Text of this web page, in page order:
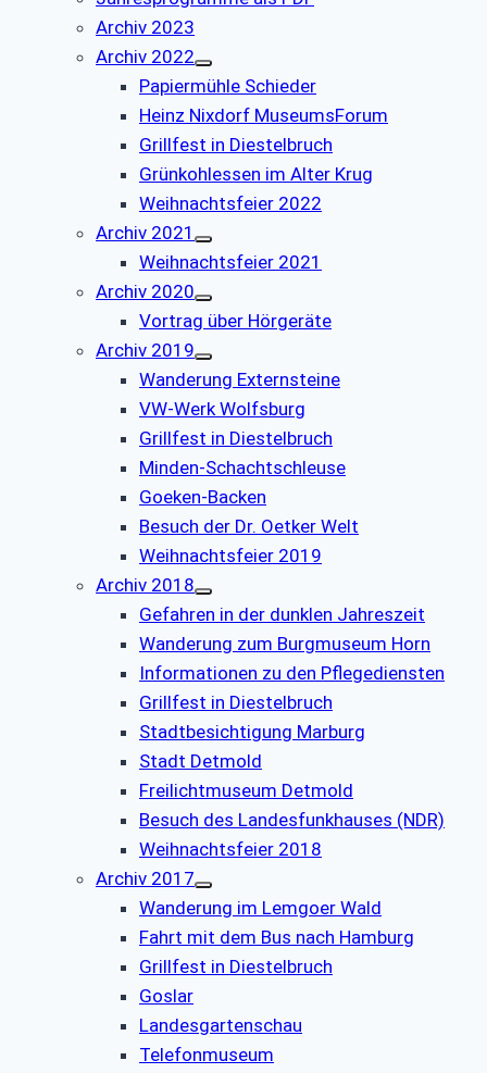
Archiv 2023
Archiv 2022
Papiermühle Schieder
Heinz Nixdorf MuseumsForum
Grillfest in Diestelbruch
Grünkohlessen im Alter Krug
Weihnachtsfeier 2022
Archiv 2021
Weihnachtsfeier 2021
Archiv 2020
Vortrag über Hörgeräte
Archiv 2019
Wanderung Externsteine
VW-Werk Wolfsburg
Grillfest in Diestelbruch
Minden-Schachtschleuse
Goeken-Backen
Besuch der Dr. Oetker Welt
Weihnachtsfeier 2019
Archiv 2018
Gefahren in der dunklen Jahreszeit
Wanderung zum Burgmuseum Horn
Informationen zu den Pflegediensten
Grillfest in Diestelbruch
Stadtbesichtigung Marburg
Stadt Detmold
Freilichtmuseum Detmold
Besuch des Landesfunkhauses (NDR)
Weihnachtsfeier 2018
Archiv 2017
Wanderung im Lemgoer Wald
Fahrt mit dem Bus nach Hamburg
Grillfest in Diestelbruch
Goslar
Landesgartenschau
Telefonmuseum